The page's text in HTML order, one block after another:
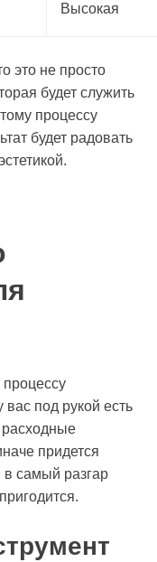
Высокая
это не просто
будет служить
процессу
будет радовать
вас под рукой есть
придется
в самый разгар